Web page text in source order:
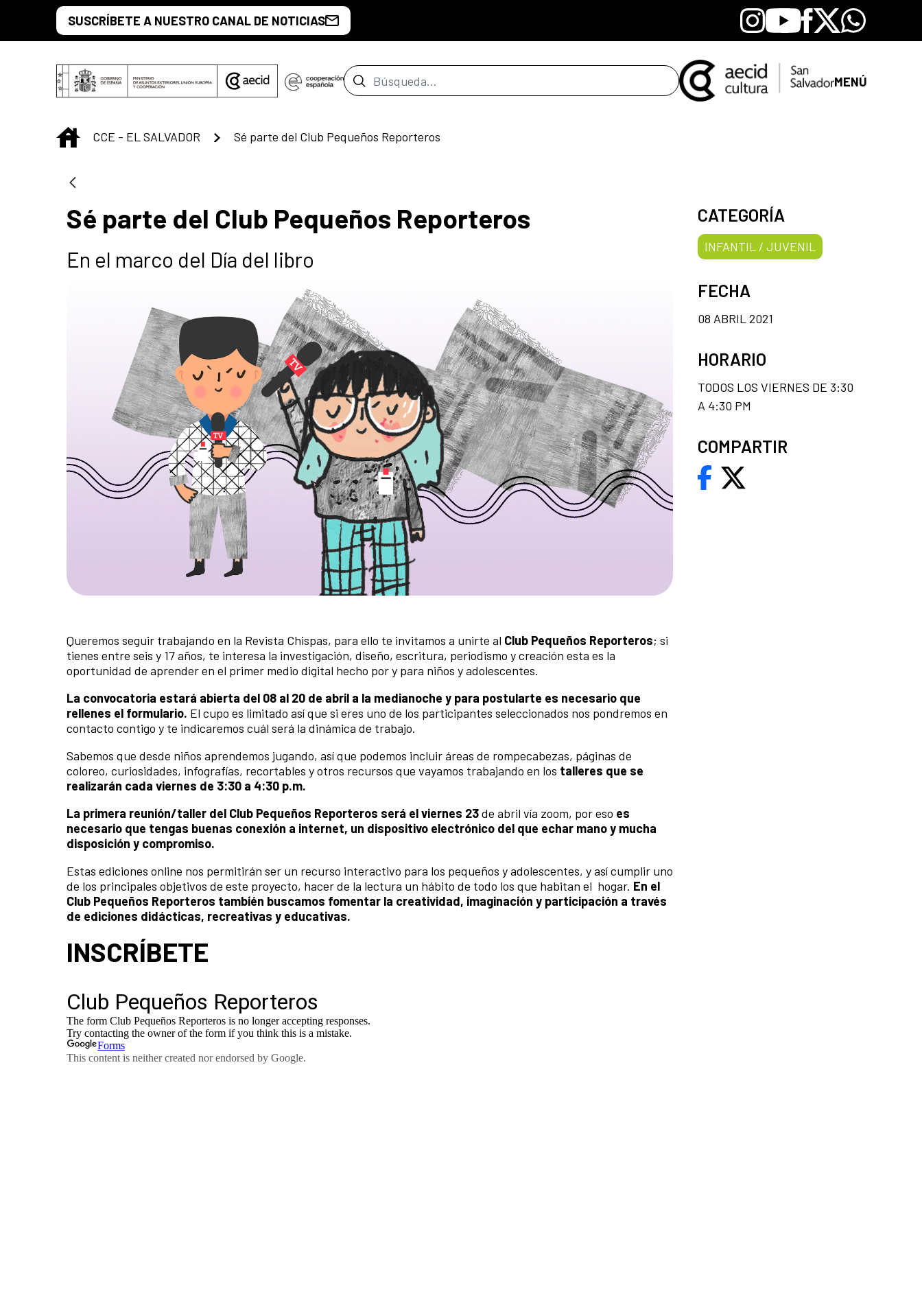
Saltar al contenido principal
SUSCRÍBETE A NUESTRO CANAL DE NOTICIAS Instagram
YoutubeFacebook
X Whatsapp
Barra de búsqueda MENÚ
INICIO
CCE - EL SALVADOR Sé parte del Club Pequeños Reporteros
Sé parte del Club Pequeños Reporteros
En el marco del Día del libro
Queremos seguir trabajando en la Revista Chispas, para ello te invitamos a unirte al Club Pequeños Reporteros; si
tienes entre seis y 17 años, te interesa la investigación, diseño, escritura, periodismo y creación esta es la
oportunidad de aprender en el primer medio digital hecho por y para niños y adolescentes.
La convocatoria estará abierta del 08 al 20 de abril a la medianoche y para postularte es necesario que
rellenes el formulario. El cupo es limitado así que si eres uno de los participantes seleccionados nos pondremos en
contacto contigo y te indicaremos cuál será la dinámica de trabajo.
Sabemos que desde niños aprendemos jugando, así que podemos incluir áreas de rompecabezas, páginas de
coloreo, curiosidades, infografías, recortables y otros recursos que vayamos trabajando en los talleres que se
realizarán cada viernes de 3:30 a 4:30 p.m.
La primera reunión/taller del Club Pequeños Reporteros será el viernes 23de abril vía zoom, por eso es
necesario que tengas buenas conexión a internet, un dispositivo electrónico del que echar mano y mucha
disposición y compromiso.
Estas ediciones online nos permitirán ser un recurso interactivo para los pequeños y adolescentes, y así cumplir uno
de los principales objetivos de este proyecto, hacer de la lectura un hábito de todo los que habitan el hogar. En el
Club Pequeños Reporteros también buscamos fomentar la creatividad, imaginación y participación a través
de ediciones didácticas, recreativas y educativas.
INSCRÍBETE
CATEGORÍA
INFANTIL / JUVENIL
FECHA
08 ABRIL 2021
HORARIO
TODOS LOS VIERNES DE 3:30
A 4:30 PM
COMPARTIR